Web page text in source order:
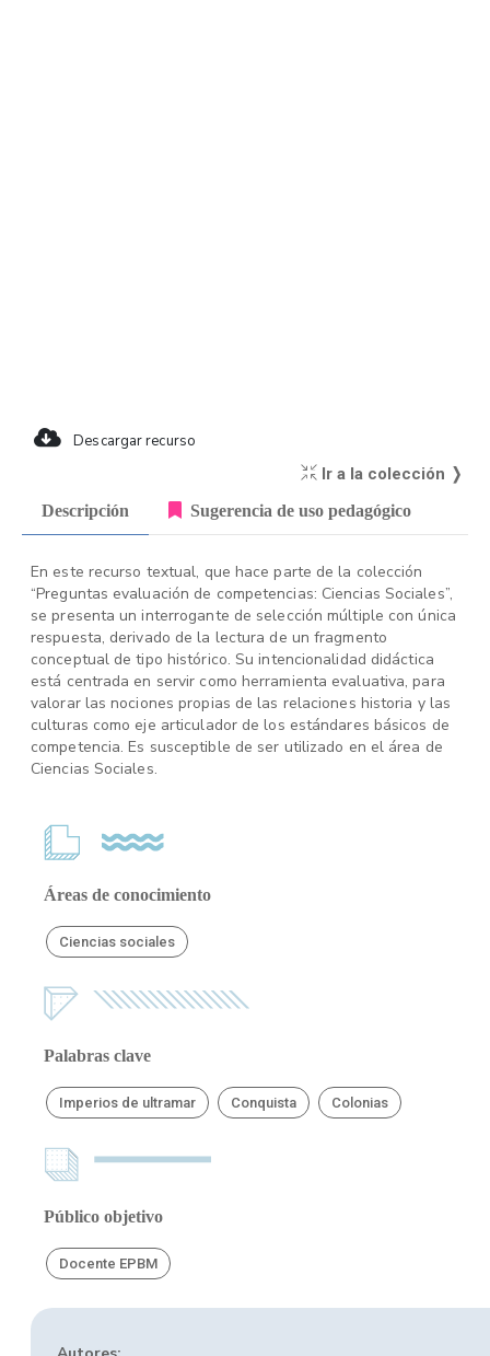
Descargar recurso
Ir a la colección ❭
Descripción Sugerencia de uso pedagógico
En este recurso textual, que hace parte de la colección
“Preguntas evaluación de competencias: Ciencias Sociales”,
se presenta un interrogante de selección múltiple con única
respuesta, derivado de la lectura de un fragmento
conceptual de tipo histórico. Su intencionalidad didáctica
está centrada en servir como herramienta evaluativa, para
valorar las nociones propias de las relaciones historia y las
culturas como eje articulador de los estándares básicos de
competencia. Es susceptible de ser utilizado en el área de
Ciencias Sociales.
Áreas de conocimiento
Ciencias sociales
Palabras clave
Imperios de ultramar Conquista Colonias
Público objetivo
Docente EPBM